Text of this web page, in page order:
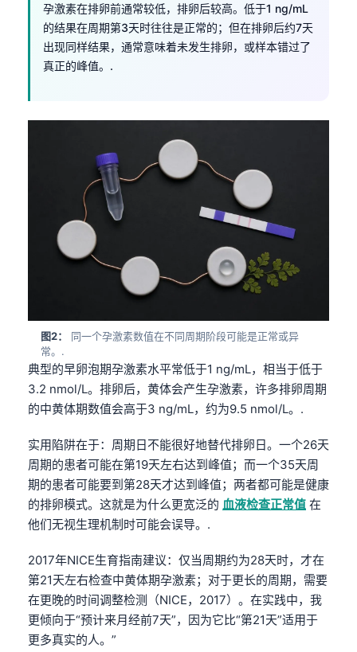
孕激素在排卵前通常较低，排卵后较高。低于1 ng/mL
的结果在周期第3天时往往是正常的；但在排卵后约7天
出现同样结果，通常意味着未发生排卵，或样本错过了
真正的峰值。.
图2：
同一个孕激素数值在不同周期阶段可能是正常或异
常。.
典型的早卵泡期孕激素水平常低于1 ng/mL，相当于低于
3.2 nmol/L。排卵后，黄体会产生孕激素，许多排卵周期
的中黄体期数值会高于3 ng/mL，约为9.5 nmol/L。.
实用陷阱在于：周期日不能很好地替代排卵日。一个26天
周期的患者可能在第19天左右达到峰值；而一个35天周
期的患者可能要到第28天才达到峰值；两者都可能是健康
的排卵模式。这就是为什么更宽泛的 血液检查正常值 在
他们无视生理机制时可能会误导。.
2017年NICE生育指南建议：仅当周期约为28天时，才在
第21天左右检查中黄体期孕激素；对于更长的周期，需要
在更晚的时间调整检测（NICE，2017）。在实践中，我
更倾向于“预计来月经前7天”，因为它比“第21天”适用于
更多真实的人。”